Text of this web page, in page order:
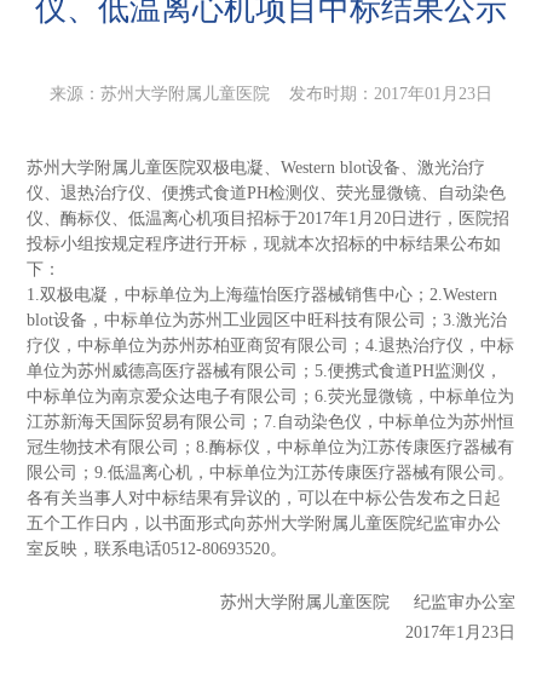
仪、低温离心机项目中标结果公示
来源：苏州大学附属儿童医院 发布时期：2017年01月23日
苏州大学附属儿童医院双极电凝、Western blot设备、激光治疗
仪、退热治疗仪、便携式食道PH检测仪、荧光显微镜、自动染色
仪、酶标仪、低温离心机项目招标于2017年1月20日进行，医院招
投标小组按规定程序进行开标，现就本次招标的中标结果公布如
下：
1.双极电凝，中标单位为上海蕴怡医疗器械销售中心；2.Western
blot设备，中标单位为苏州工业园区中旺科技有限公司；3.激光治
疗仪，中标单位为苏州苏柏亚商贸有限公司；4.退热治疗仪，中标
单位为苏州威德高医疗器械有限公司；5.便携式食道PH监测仪，
中标单位为南京爱众达电子有限公司；6.荧光显微镜，中标单位为
江苏新海天国际贸易有限公司；7.自动染色仪，中标单位为苏州恒
冠生物技术有限公司；8.酶标仪，中标单位为江苏传康医疗器械有
限公司；9.低温离心机，中标单位为江苏传康医疗器械有限公司。
各有关当事人对中标结果有异议的，可以在中标公告发布之日起
五个工作日内，以书面形式向苏州大学附属儿童医院纪监审办公
室反映，联系电话0512-80693520。
苏州大学附属儿童医院 纪监审办公室
2017年1月23日